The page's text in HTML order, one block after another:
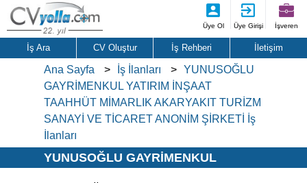
Üye Ol Üye Girişi İşveren
İş Ara CV Oluştur İş Rehberi İletişim
Ana Sayfa İş İlanları
YUNUSOĞLU
GAYRİMENKUL YATIRIM İNŞAAT
TAAHHÜT MİMARLIK AKARYAKIT TURİZM
SANAYİ VE TİCARET ANONİM ŞİRKETİ İş
İlanları
YUNUSOĞLU GAYRİMENKUL